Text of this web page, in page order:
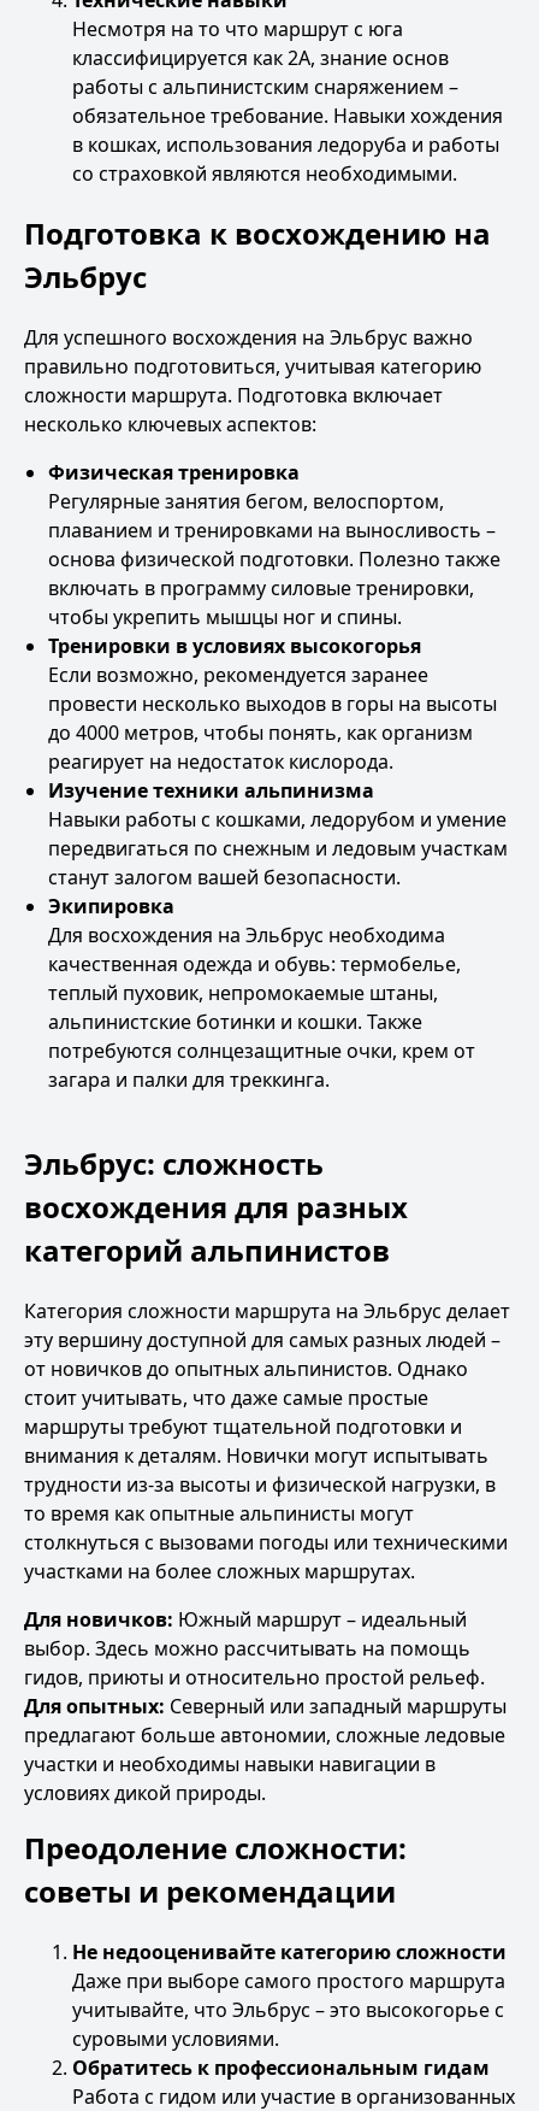
Несмотря на то что маршрут с юга
классифицируется как 2А, знание основ
работы с альпинистским снаряжением –
обязательное требование. Навыки хождения
в кошках, использования ледоруба и работы
со страховкой являются необходимыми.
Подготовка к восхождению на
Эльбрус
Для успешного восхождения на Эльбрус важно
правильно подготовиться, учитывая категорию
сложности маршрута. Подготовка включает
несколько ключевых аспектов:
Физическая тренировка
Регулярные занятия бегом, велоспортом,
плаванием и тренировками на выносливость –
основа физической подготовки. Полезно также
включать в программу силовые тренировки,
чтобы укрепить мышцы ног и спины.
Тренировки в условиях высокогорья
Если возможно, рекомендуется заранее
провести несколько выходов в горы на высоты
до 4000 метров, чтобы понять, как организм
реагирует на недостаток кислорода.
Изучение техники альпинизма
Навыки работы с кошками, ледорубом и умение
передвигаться по снежным и ледовым участкам
станут залогом вашей безопасности.
Экипировка
Для восхождения на Эльбрус необходима
качественная одежда и обувь: термобелье,
теплый пуховик, непромокаемые штаны,
альпинистские ботинки и кошки. Также
потребуются солнцезащитные очки, крем от
загара и палки для треккинга.
Эльбрус: сложность
восхождения для разных
категорий альпинистов
Категория сложности маршрута на Эльбрус делает
эту вершину доступной для самых разных людей –
от новичков до опытных альпинистов. Однако
стоит учитывать, что даже самые простые
маршруты требуют тщательной подготовки и
внимания к деталям. Новички могут испытывать
трудности из-за высоты и физической нагрузки, в
то время как опытные альпинисты могут
столкнуться с вызовами погоды или техническими
участками на более сложных маршрутах.
Для новичков: Южный маршрут – идеальный
выбор. Здесь можно рассчитывать на помощь
гидов, приюты и относительно простой рельеф.
Для опытных: Северный или западный маршруты
предлагают больше автономии, сложные ледовые
участки и необходимы навыки навигации в
условиях дикой природы.
Преодоление сложности:
советы и рекомендации
Не недооценивайте категорию сложности
Даже при выборе самого простого маршрута
учитывайте, что Эльбрус – это высокогорье с
суровыми условиями.
Обратитесь к профессиональным гидам
Работа с гидом или участие в организованных